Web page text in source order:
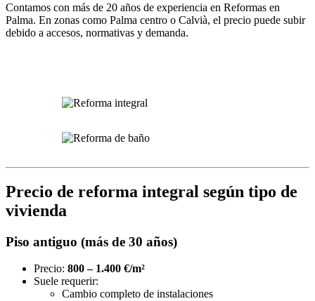
Contamos con más de 20 años de experiencia en Reformas en
Palma. En zonas como Palma centro o Calvià, el precio puede subir
debido a accesos, normativas y demanda.
Precio de reforma integral según tipo de
vivienda
Piso antiguo (más de 30 años)
Precio: 800 – 1.400 €/m²
Suele requerir:
Cambio completo de instalaciones